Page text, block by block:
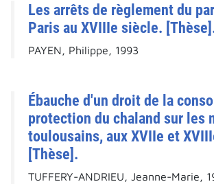
Les arrêts de règlement du
Paris au XVIIIe siècle.
PAYEN, Philippe, 1993
Ébauche d'un droit de la
protection du chaland sur les
toulousains, aux XVIIe et
[Thèse].
TUFFERY-ANDRIEU, Jeanne-Marie,